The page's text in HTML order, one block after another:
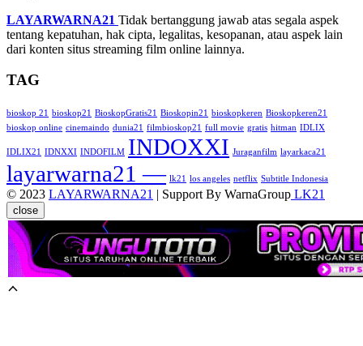
LAYARWARNA21 Tidak bertanggung jawab atas segala aspek
tentang kepatuhan, hak cipta, legalitas, kesopanan, atau aspek lain
dari konten situs streaming film online lainnya.
TAG
bioskop 21 bioskop21 BioskopGratis21 Bioskopin21 bioskopkeren Bioskopkeren21
bioskop online cinemaindo dunia21 filmbioskop21 full movie gratis hitman IDLIX
IDLIX21 IDNXXI INDOFILM INDOXXI Juraganfilm layarkaca21
layarwarna21 — lk21 los angeles netflix Subtitle Indonesia
© 2023 LAYARWARNA21 | Support By WarnaGroup LK21
close